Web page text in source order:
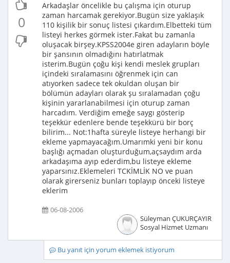
0
Arkadaşlar öncelikle bu çalışma için oturup
zaman harcamak gerekiyor.Bugün size yaklaşık
110 kişilik bir sonuç listesi çıkardım.Elbetteki tüm
listeyi herkes görmek ister.Fakat bu zamanla
oluşacak birşey.KPSS2004e giren adayların böyle
bir şansının olmadığını hatırlatmak
isterim.Bugün çoğu kişi kendi meslek grupları
içindeki sıralamasını öğrenmek için can
atıyorken sadece tek okuldan oluşan bir
bölümün adayları olarak şu sıralamadan çoğu
kişinin yararlanabilmesi için oturup zaman
harcadım. Verdiğim emeğe saygı gösterip
teşekkür edenlere bende teşekkürü bir borç
bilirim... Not:1hafta süreyle listeye herhangi bir
ekleme yapmayacağım.Umarımki yeni bir konu
başlığı açmadan oluşturduğum,açsaydım arda
arkadaşıma ayıp ederdim,bu listeye ekleme
yaparsınız.Eklemeleri TCKİMLİK NO ve puan
olarak girerseniz bunları toplayıp önceki listeye
eklerim
06-08-2006
Süleyman ÇUKURÇAYIR
Sosyal Hizmet Uzmanı
Bu yanıt için yorum eklemek istiyorum